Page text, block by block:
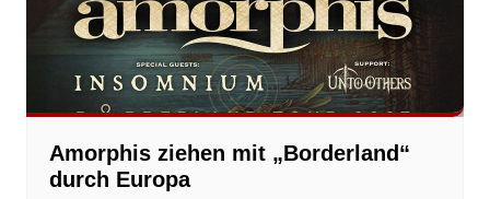
Amorphis ziehen mit „Borderland“
durch Europa